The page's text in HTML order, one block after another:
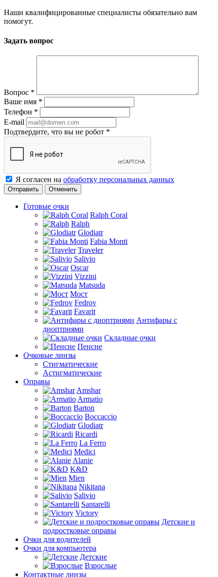
Наши квалифицированные специалисты обязательно вам
помогут.
Задать вопрос
Вопрос *
Ваше имя *
Телефон *
E-mail
Подтвердите, что вы не робот *
Я согласен на обработку персональных данных
Отменить
Готовые очки
Ralph Coral
Ralph
Glodiatr
Fabia Monti
Traveler
Salivio
Oscar
Vizzini
Matsuda
Мост
Fedrov
Favarit
Антифары с
диоптриями
Складные очки
Пенсне
Очковые линзы
Стигматические
Астигматические
Оправы
Amshar
Armatio
Barton
Boccaccio
Glodiatr
Ricardi
La Ferro
Medici
Alanie
K&D
Mien
Nikitana
Salivio
Santarelli
Victory
Детские и
подростковые оправы
Очки для водителей
Очки для компьютера
Детские
Взрослые
Контактные линзы